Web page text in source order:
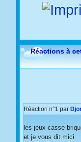
Réactions à
Réaction n°1 par
les jeux casse
et je vous dit mici